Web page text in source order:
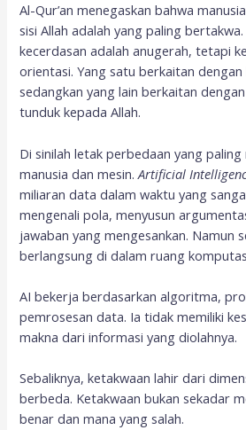
Al-Qur’an menegaskan bahwa
sisi Allah adalah yang paling
kecerdasan adalah anugerah, tetapi
orientasi. Yang satu berkaitan
sedangkan yang lain berkaitan
tunduk kepada Allah.
Di sinilah letak perbedaan yang
manusia dan mesin.Artificial
miliaran data dalam waktu yang
mengenali pola, menyusun
jawaban yang mengesankan. Namun
berlangsung di dalam ruang
AI bekerja berdasarkan algoritma,
pemrosesan data. Ia tidak memiliki
makna dari informasi yang diolahnya.
Sebaliknya, ketakwaan lahir dari
berbeda. Ketakwaan bukan sekadar
benar dan mana yang salah.